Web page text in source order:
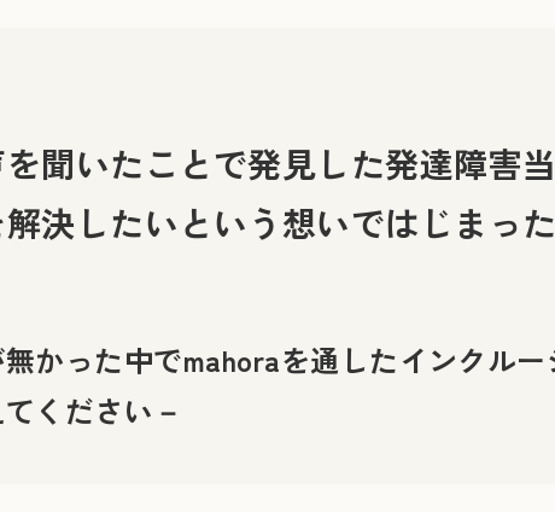
聞いたことで発見した発達障害当
決したいという想いではじまっ
かった中でmahoraを通したインクル
ください－